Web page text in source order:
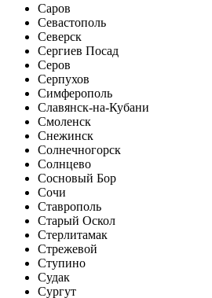
Саров
Севастополь
Северск
Сергиев Посад
Серов
Серпухов
Симферополь
Славянск-на-Кубани
Смоленск
Снежинск
Солнечногорск
Солнцево
Сосновый Бор
Сочи
Ставрополь
Старый Оскол
Стерлитамак
Стрежевой
Ступино
Судак
Сургут